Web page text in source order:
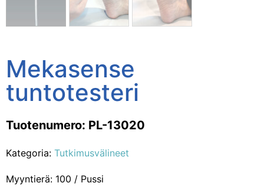
Mekasense
tuntotesteri
Tuotenumero: PL-13020
Kategoria: Tutkimusvälineet
Myyntierä: 100 / Pussi